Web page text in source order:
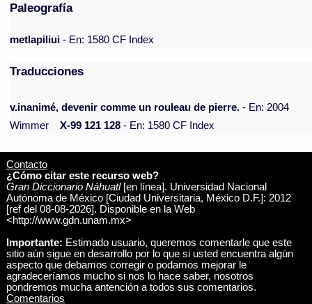
Paleografía
metlapiliui - En: 1580 CF Index
Traducciones
v.inanimé, devenir comme un rouleau de pierre. - En: 2004
Wimmer
X-99 121 128 - En: 1580 CF Index
Contacto
¿Cómo citar este recurso web?
Gran Diccionario Náhuatl[en línea]. Universidad Nacional
Autónoma de México [Ciudad Universitaria, México D.F.]: 2012
[ref del 08-08-2026]. Disponible en la Web
<http://www.gdn.unam.mx>
Importante: Estimado usuario, queremos comentarle que este
sitio aún sigue en desarrollo por lo que si usted encuentra algún
aspecto que debamos corregir o podamos mejorar le
agradeceríamos mucho si nos lo hace saber, nosotros
pondremos mucha antención a todos sus comentarios.
Comentarios